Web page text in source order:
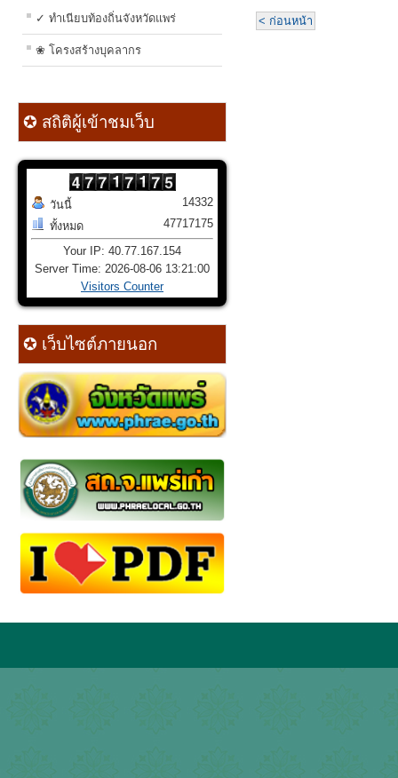
✓ ทำเนียบท้องถิ่นจังหวัดแพร่
❀ โครงสร้างบุคลากร
✪ สถิติผู้เข้าชมเว็บ
วันนี้
ทั้งหมด
14332
47717175
Your IP: 40.77.167.154
Server Time: 2026-08-06 13:21:00
Visitors Counter
✪ เว็บไซต์ภายนอก
< ก่อนหน้า